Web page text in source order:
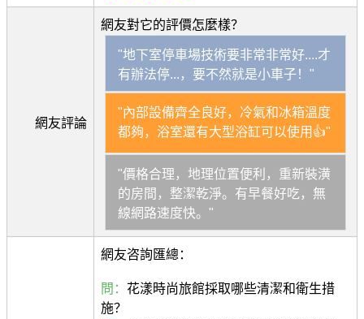
網友評論
網友對它的評價怎麼樣？
"地下室停車場技術要非常非常好....才
有辦法停...，要不然就是小車子！"
"內部設備齊全良好，冷氣和冰箱溫度
都夠，浴室還有大型浴缸可以使用👍"
"價格合理，地理位置便利，重新裝潢
的房間，整潔乾淨。有早餐好吃，無
線網路速度快。"
網友咨詢匯總：
問： 花漾時尚旅館採取哪些清潔和衛生措
施？